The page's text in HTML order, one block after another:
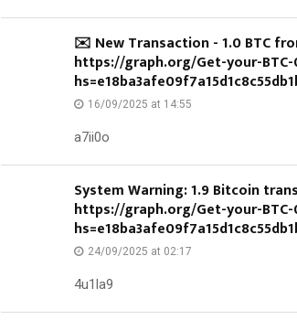
✉️ New Transaction - 1.0 BTC
https://graph.org/Get-your-BTC-
16/09/2025 at 14:55
a7ii0o
System Warning: 1.9 Bitcoin
https://graph.org/Get-your-
24/09/2025 at 02:17
4u1la9